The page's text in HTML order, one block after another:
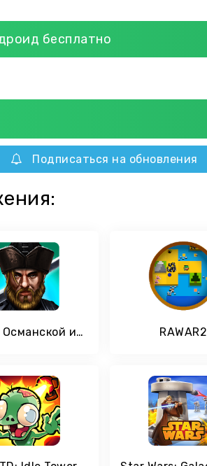
бесплатно
Подписаться на обновления
Войны Османской империи RAWAR2